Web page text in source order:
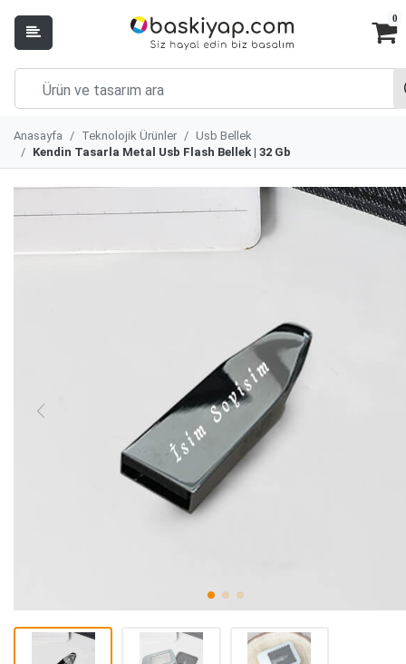
0
Anasayfa Teknolojik Ürünler
Usb Bellek
Kendin Tasarla Metal Usb Flash Bellek | 32 Gb